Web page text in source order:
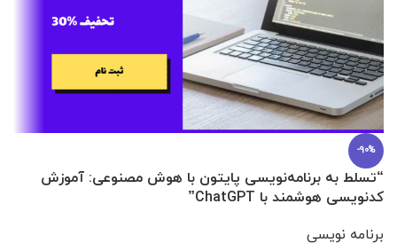
-90%
“تسلط به برنامه‌نویسی پایتون با هوش مصنوعی: آموزش
کدنویسی هوشمند با ChatGPT”
برنامه نویسی